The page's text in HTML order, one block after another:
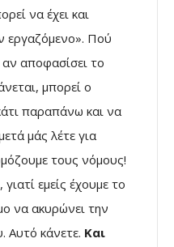
να έχει και
εργαζόμενο». Πού
αν αποφασίσει το
μπορεί ο
παραπάνω και να
μάς λέτε για
τους νόμους!
γιατί εμείς έχουμε το
να ακυρώνει την
Αυτό κάνετε. Και